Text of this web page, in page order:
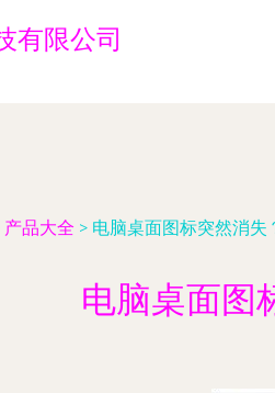
有限公司
产品大全 > 电脑桌面图标突然消失
电脑桌面图